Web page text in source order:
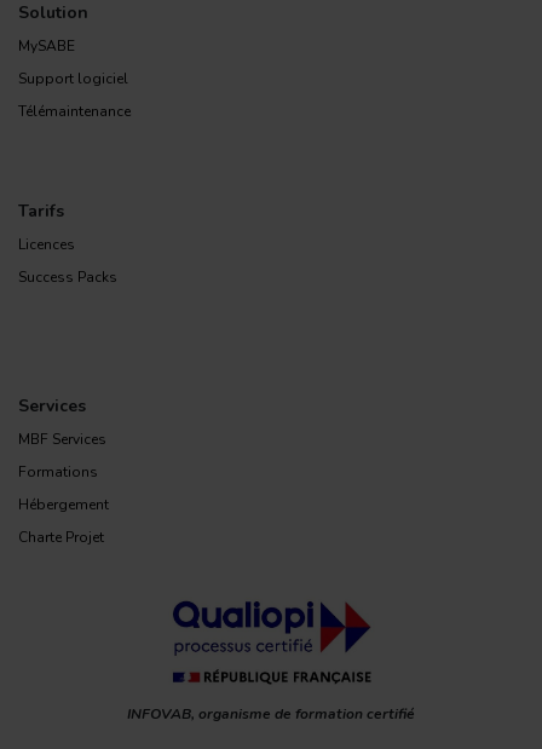
Solution
MySABE
Support logiciel
Télémaintenance
Tarifs
Licences
Success Packs
Services
MBF Services
Formations
Hébergement
Charte Projet
INFOVAB, organisme de formation certifié